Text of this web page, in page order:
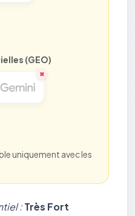
(GEO)
✖︎
uniquement avec les
:Très Fort